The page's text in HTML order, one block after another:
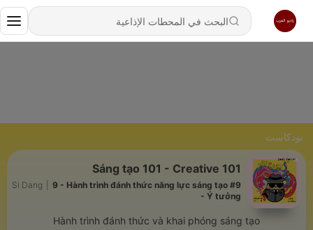
بودكاست
Sáng tạo 101 - Creative 101
Si Dang
9 - Hành trình đánh thức năng lực sáng tạo #9
- Ý tưởng
Hành trình đánh thức và khai phóng sáng tạo